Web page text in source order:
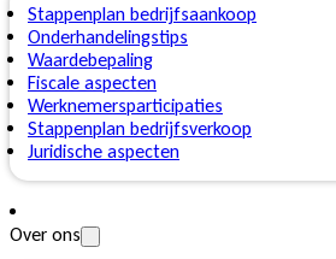
Stappenplan bedrijfsaankoop
Onderhandelingstips
Waardebepaling
Fiscale aspecten
Werknemersparticipaties
Stappenplan bedrijfsverkoop
Juridische aspecten
Over ons